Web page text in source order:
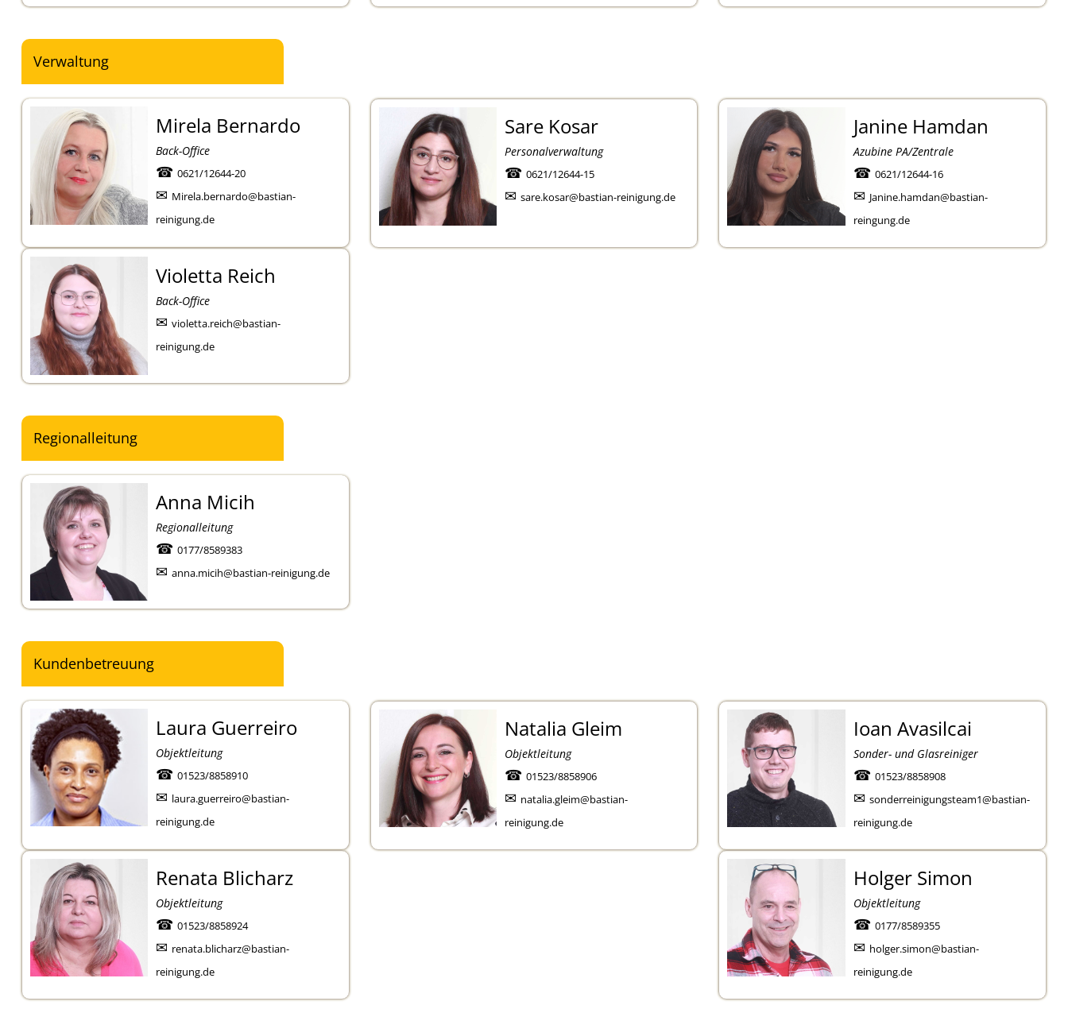
Verwaltung
Mirela Bernardo
Back-Office
☎0621/12644-20
✉ Mirela.bernardo@bastian-
reinigung.de
Sare Kosar
Personalverwaltung
☎ 0621/12644-15
✉ sare.kosar@bastian-reinigung.de
Janine Hamdan
Azubine PA/Zentrale
☎ 0621/12644-16
✉ Janine.hamdan@bastian-
reingung.de
Violetta Reich
Back-Office
✉violetta.reich@bastian-
reinigung.de
Regionalleitung
Anna Micih
Regionalleitung
☎0177/8589383
✉anna.micih@bastian-reinigung.de
Kundenbetreuung
Laura Guerreiro
Objektleitung
☎01523/8858910
✉ laura.guerreiro@bastian-
reinigung.de
Natalia Gleim
Objektleitung
☎ 01523/8858906
✉ natalia.gleim@bastian-
reinigung.de
Ioan Avasilcai
Sonder- und Glasreiniger
☎ 01523/8858908
✉ sonderreinigungsteam1@bastian-
reinigung.de
Renata Blicharz
Objektleitung
☎01523/8858924
✉ renata.blicharz@bastian-
reinigung.de
Holger Simon
Objektleitung
☎ 0177/8589355
✉ holger.simon@bastian-
reinigung.de